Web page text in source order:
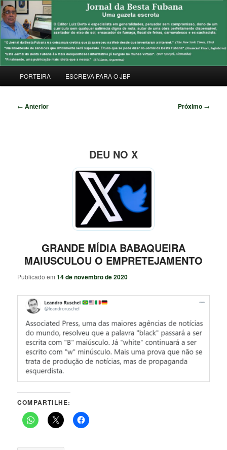
Pular
para
o
conteúdo
principalJORNAL DA BESTA FUBANA
Uma Gazeta Escrota
principal
PORTEIRA ESCREVA PARA O JBF
Navegação
← Anterior Próximo →
DEU NO X
GRANDE MÍDIA BABAQUEIRA
MAIUSCULOU O EMPRETEJAMENTO
Publicado em14 de novembro de 2020
COMPARTILHE: